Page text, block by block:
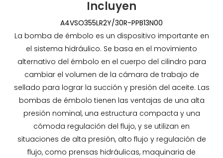
Incluyen
A4VSO355LR2Y/30R-PPB13N00
La bomba de émbolo es un dispositivo importante en
el sistema hidráulico. Se basa en el movimiento
alternativo del émbolo en el cuerpo del cilindro para
cambiar el volumen de la cámara de trabajo de
sellado para lograr la succión y presión del aceite. Las
bombas de émbolo tienen las ventajas de una alta
presión nominal, una estructura compacta y una
cómoda regulación del flujo, y se utilizan en
situaciones de alta presión, alto flujo y regulación de
flujo, como prensas hidráulicas, maquinaria de